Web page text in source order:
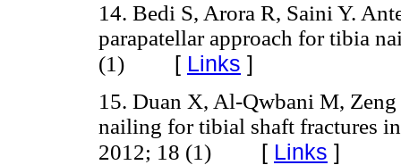
14. Bedi S, Arora R, Saini Y.
parapatellar approach for tibia
(1) [ Links ]
15. Duan X, Al-Qwbani M,
nailing for tibial shaft fractures
2012; 18 (1) [ Links ]